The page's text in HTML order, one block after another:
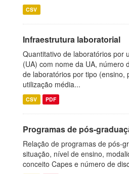
CSV
Infraestrutura laboratorial
Quantitativo de laboratórios por
(UA) com nome da UA, número
de laboratórios por tipo (ensino,
utilização média...
CSV PDF
Programas de pós-
Relação de programas de pós-
situação, nível de ensino,
conceito Capes e número de